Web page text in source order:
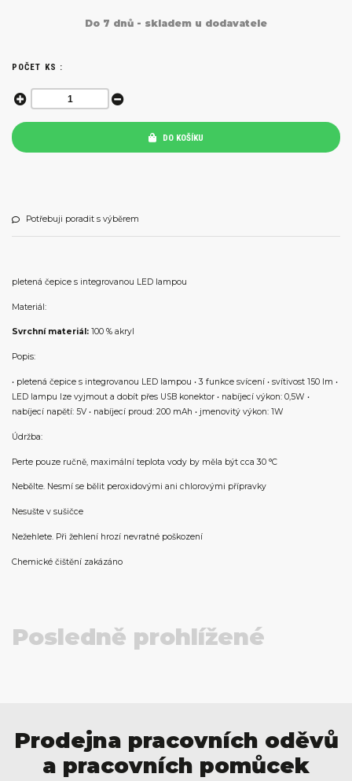
Do 7 dnů - skladem u dodavatele
POČET KS :
DO KOŠÍKU
Potřebuji poradit s výběrem
pletená čepice s integrovanou LED lampou
Materiál:
Svrchní materiál: 100 % akryl
Popis:
• pletená čepice s integrovanou LED lampou • 3 funkce svícení • svítivost 150 lm •
LED lampu lze vyjmout a dobít přes USB konektor • nabíjecí výkon: 0,5W •
nabíjecí napětí: 5V • nabíjecí proud: 200 mAh • jmenovitý výkon: 1W
Údržba:
Perte pouze ručně, maximální teplota vody by měla být cca 30 °C
Nebělte. Nesmí se bělit peroxidovými ani chlorovými přípravky
Nesušte v sušičce
Nežehlete. Při žehlení hrozí nevratné poškození
Chemické čištění zakázáno
Posledně prohlížené
Prodejna pracovních oděvů
a pracovních pomůcek